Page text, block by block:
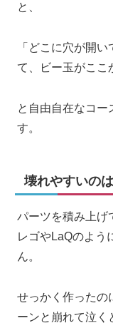
と、
「どこに穴が開
て、ビー玉がここ
と自由自在なコー
す。
壊れやすいの
パーツを積み上げ
レゴやLaQのよう
ん。
せっかく作ったの
ーンと崩れて泣く